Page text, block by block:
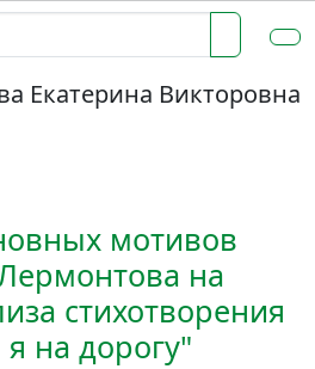
Екатерина Викторовна
мотивов
на
стихотворения
на дорогу"